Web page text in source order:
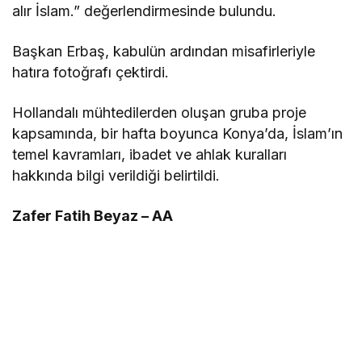
alır İslam.” değerlendirmesinde bulundu.
Başkan Erbaş, kabulün ardından misafirleriyle
hatıra fotoğrafı çektirdi.
Hollandalı mühtedilerden oluşan gruba proje
kapsamında, bir hafta boyunca Konya’da, İslam’ın
temel kavramları, ibadet ve ahlak kuralları
hakkında bilgi verildiği belirtildi.
Zafer Fatih Beyaz – AA